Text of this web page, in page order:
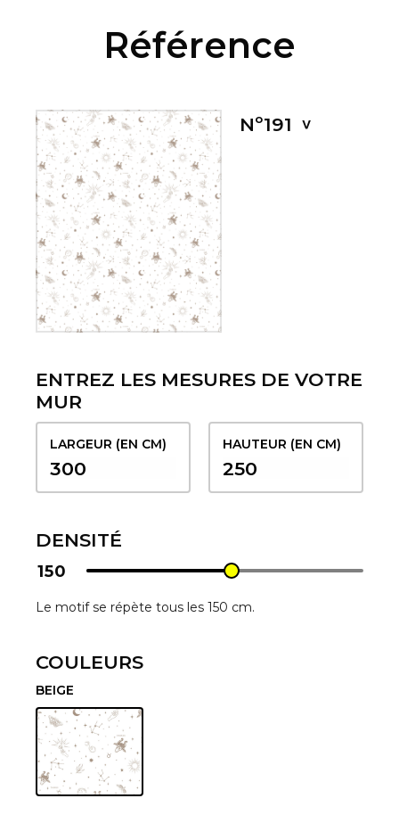
Référence
Nº191
ENTREZ LES MESURES DE VOTRE
MUR
LARGEUR (EN CM) HAUTEUR (EN CM)
DENSITÉ
150
Le motif se répète tous les 150 cm.
COULEURS
BEIGE